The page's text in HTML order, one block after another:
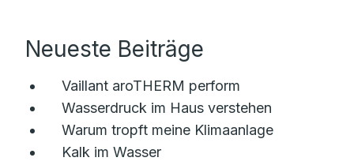
Neueste Beiträge
Vaillant aroTHERM perform
Wasserdruck im Haus verstehen
Warum tropft meine Klimaanlage
Kalk im Wasser